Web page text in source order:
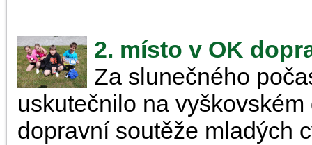
2. místo v OK
Za slunečného
uskutečnilo na
dopravní soutěže mladých